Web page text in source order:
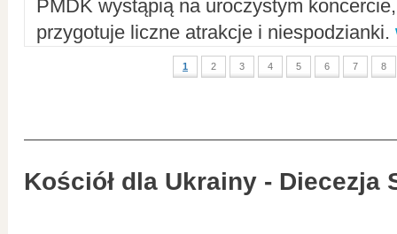
PMDK wystąpią na uroczystym
przygotuje liczne atrakcje i niespodzianki.
1 2 3 4 5 6 7 8
Kościół dla Ukrainy - Diecezja